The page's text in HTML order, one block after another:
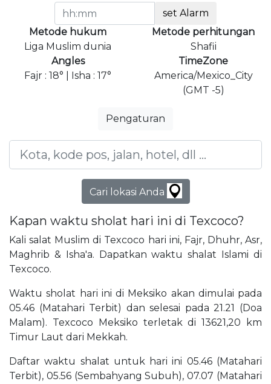
set Alarm
Metode hukum
Liga Muslim dunia
Metode perhitungan
Shafii
Angles
Fajr : 18° | Isha : 17°
TimeZone
America/Mexico_City
(GMT -5)
Pengaturan
Cari lokasi Anda
Kapan waktu sholat hari ini di Texcoco?
Kali salat Muslim di Texcoco hari ini, Fajr, Dhuhr, Asr,
Maghrib & Isha'a. Dapatkan waktu shalat Islami di
Texcoco.
Waktu sholat hari ini di Meksiko akan dimulai pada
05.46 (Matahari Terbit) dan selesai pada 21.21 (Doa
Malam). Texcoco Meksiko terletak di 13621,20 km
Timur Laut dari Mekkah.
Daftar waktu shalat untuk hari ini 05.46 (Matahari
Terbit), 05.56 (Sembahyang Subuh), 07.07 (Matahari